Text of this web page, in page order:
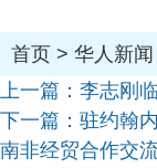
首页 > 华人新闻
上一篇： 李志刚
下一篇： 驻约翰
南非经贸合作交